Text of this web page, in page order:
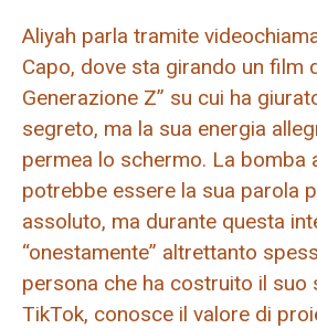
Aliyah parla tramite
Capo, dove sta girando un film
Generazione Z” su cui ha
segreto, ma la sua energia
permea lo schermo. La bomba
potrebbe essere la sua parola
assoluto, ma durante questa
“onestamente” altrettanto
persona che ha costruito il suo
TikTok, conosce il valore di